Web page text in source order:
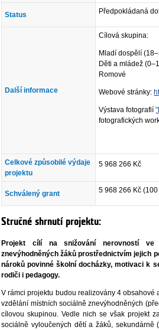
Status Předpokládaná
Další informace
Cílová skupina:
Mladí dospělí
Děti a mládež
Romové
Webové stránky:
Výstava fotografií
fotografických
Celkové způsobilé výdaje
projektu
5 968 266 Kč
Schválený grant 5 968 266 Kč
Stručné shrnutí projektu:
Projekt cílí na snižování nerovností ve
znevýhodněných žáků prostřednictvím jejich
nároků povinné školní docházky, motivaci k
rodiči i pedagogy.
V rámci projektu budou realizovány 4
vzdělání místních sociálně znevýhodněných
cílovou skupinou. Vedle nich se však projekt
sociálně vyloučených dětí a žáků, sekundárně